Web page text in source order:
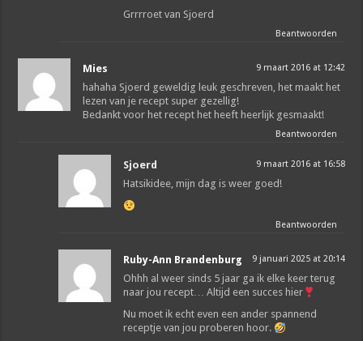
Grrrroet van Sjoerd
Beantwoorden
Mies 9 maart 2016 at 12:42
hahaha Sjoerd geweldig leuk geschreven, het maakt het
lezen van je recept super gezellig!
Bedankt voor het recept het heeft heerlijk gesmaakt!
Beantwoorden
Sjoerd 9 maart 2016 at 16:58
Hatsikidee, mijn dag is weer goed!
Beantwoorden
Ruby-Ann Brandenburg 9 januari 2025 at 20:14
Ohhh al weer sinds 5 jaar ga ik elke keer terug
naar jou recept… Altijd een succes hier
Nu moet ik echt even een ander spannend
receptje van jou proberen hoor.